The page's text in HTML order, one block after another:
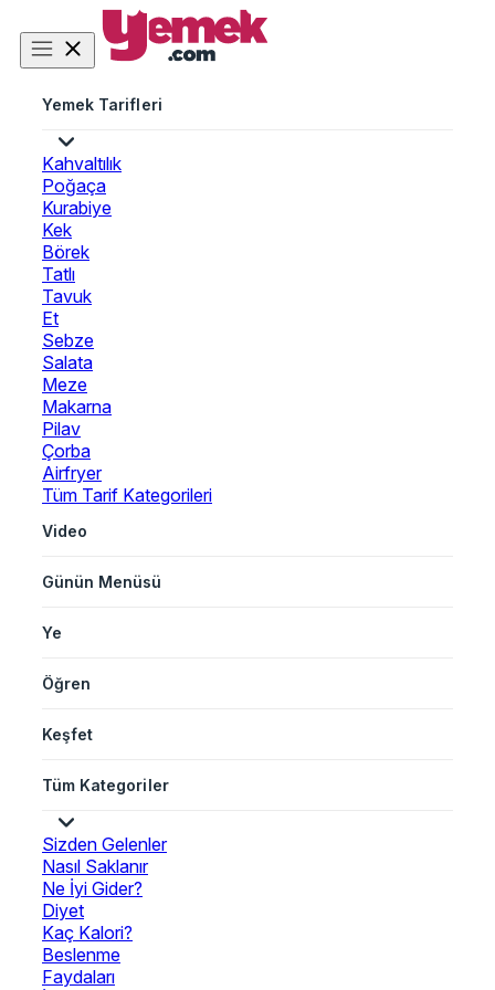
Yemek Tarifleri
Kahvaltılık
Poğaça
Kurabiye
Kek
Börek
Tatlı
Tavuk
Et
Sebze
Salata
Meze
Makarna
Pilav
Çorba
Airfryer
Tüm Tarif Kategorileri
Video
Günün Menüsü
Ye
Öğren
Keşfet
Tüm Kategoriler
Sizden Gelenler
Nasıl Saklanır
Ne İyi Gider?
Diyet
Kaç Kalori?
Beslenme
Faydaları